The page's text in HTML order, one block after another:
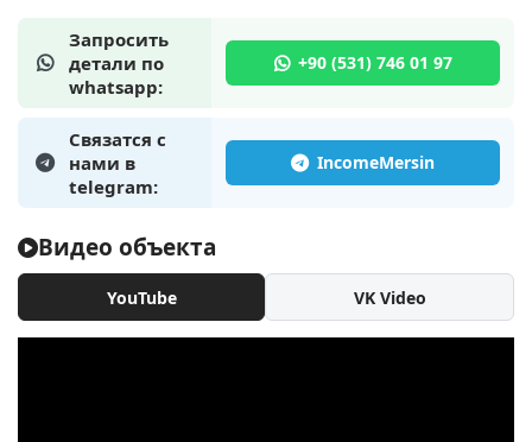
Запросить
детали по
whatsapp:
Связатся с
нами в
telegram:
Видео объекта
YouTube VK Video